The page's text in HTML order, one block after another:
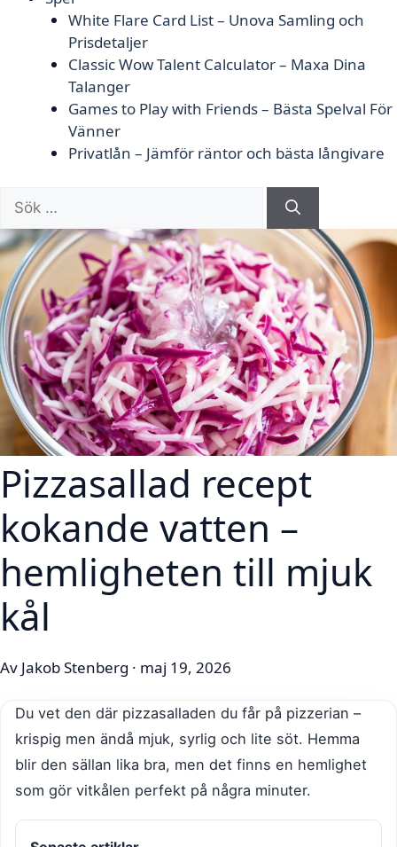
White Flare Card List – Unova Samling och
Prisdetaljer
Classic Wow Talent Calculator – Maxa Dina
Talanger
Games to Play with Friends – Bästa Spelval För
Vänner
Privatlån – Jämför räntor och bästa långivare
Sök
efter:
Pizzasallad recept
kokande vatten –
hemligheten till mjuk
kål
Av Jakob Stenberg · maj 19, 2026
Du vet den där pizzasalladen du får på pizzerian –
krispig men ändå mjuk, syrlig och lite söt. Hemma
blir den sällan lika bra, men det finns en hemlighet
som gör vitkålen perfekt på några minuter.